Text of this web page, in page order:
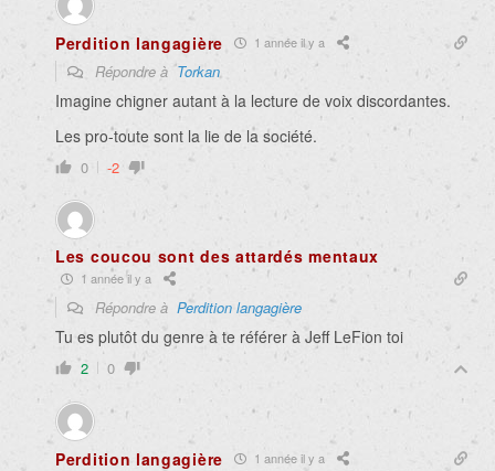
Perdition langagière 1 année il y a
Répondre àTorkan
Imagine chigner autant à la lecture de voix discordantes.
Les pro-toute sont la lie de la société.
0 -2
Les coucou sont des attardés mentaux
1 année il y a
Répondre à Perdition langagière
Tu es plutôt du genre à te référer à Jeff LeFion toi
2 0
Perdition langagière 1 année il y a